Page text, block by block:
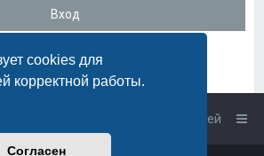
cookies для
корректной работы.
Согласен
Связаться с администрацией